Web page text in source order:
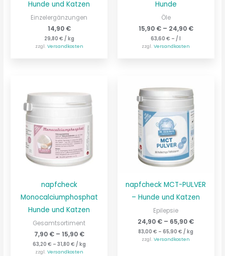
Hunde und Katzen
Einzelergänzungen
14,90 €
29,80 € / kg
zzgl. Versandkosten
Hunde
Öle
15,90 €– 24,90 €
63,60€ – /l
zzgl.Versandkosten
napfcheck
Monocalciumphosphat
Hunde und Katzen
Gesamtsortiment
7,90 €– 15,90 €
63,20 € – 31,80 € / kg
zzgl. Versandkosten
napfcheck MCT-PULVER
– Hunde und Katzen
Epilepsie
24,90 € – 65,90 €
83,00€ –65,90€ / kg
zzgl.Versandkosten